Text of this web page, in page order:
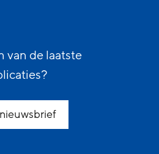
van de laatste